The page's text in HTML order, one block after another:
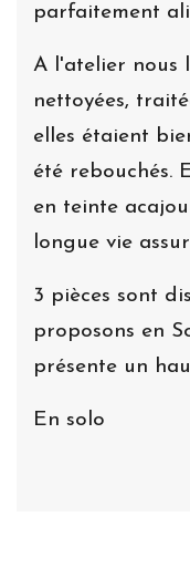
parfaitement
A l'atelier nous
nettoyées,
elles étaient
été rebouchés.
en teinte
longue vie
3 pièces sont
proposons en
présente un
En solo